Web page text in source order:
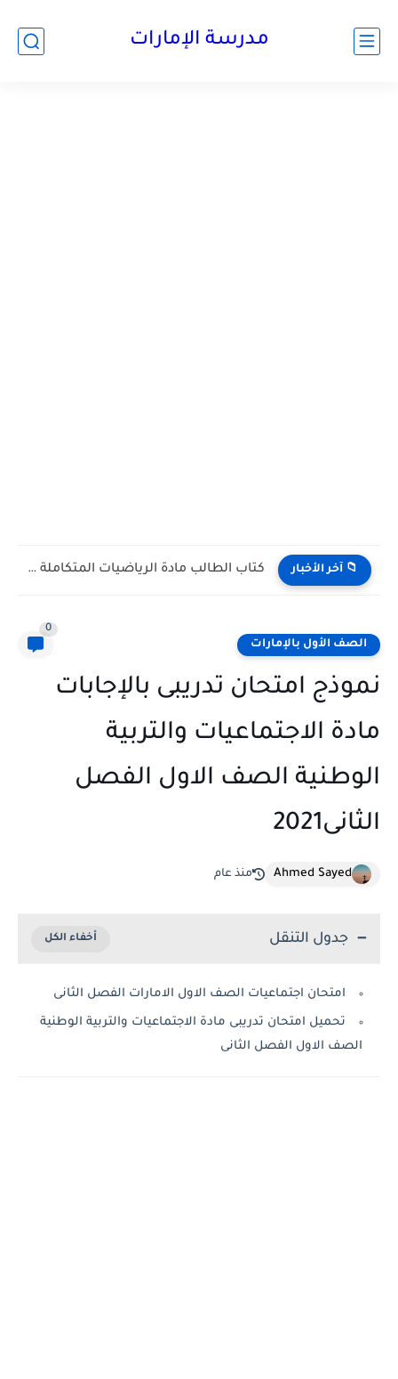
مدرسة الإمارات
📁 آخر الأخبار كتاب الطالب مادة الرياضيات المتكاملة الصف التاسع Bridge متقدم الفصل...
الصف الأول بالإمارات
0
نموذج امتحان تدريبى بالإجابات
مادة الاجتماعيات والتربية
الوطنية الصف الاول الفصل
الثانى2021
Ahmed Sayed منذ عام
جدول التنقل
امتحان اجتماعيات الصف الاول الامارات الفصل الثانى
تحميل امتحان تدريبى مادة الاجتماعيات والتربية الوطنية
الصف الاول الفصل الثانى